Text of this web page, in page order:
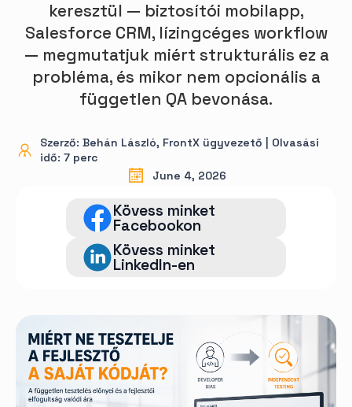
keresztül — biztosítói mobilapp,
Salesforce CRM, lízingcéges workflow
— megmutatjuk miért strukturális ez a
probléma, és mikor nem opcionális a
független QA bevonása.
Szerző: Behán László, FrontX ügyvezető | Olvasási
idő: 7 perc
June 4, 2026
Kövess minket
Facebookon
Kövess minket
LinkedIn-en